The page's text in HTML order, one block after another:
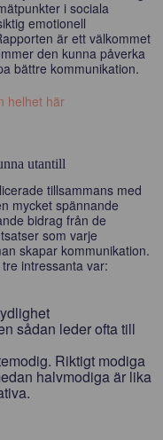
i sociala
emotionell
är ett välkommet
den kunna påverka
bättre kommunikation.
helhet här
utantill
tillsammans med
mycket spännande
bidrag från de
som varje
skapar kommunikation.
intressanta var:
sådan leder ofta till
Riktigt modiga
halvmodiga är lika